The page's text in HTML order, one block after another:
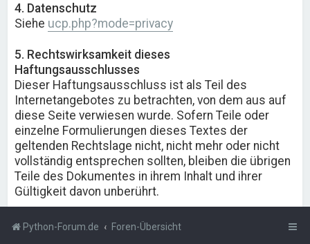
4. Datenschutz
Siehe ucp.php?mode=privacy
5. Rechtswirksamkeit dieses
Haftungsausschlusses
Dieser Haftungsausschluss ist als Teil des
Internetangebotes zu betrachten, von dem aus auf
diese Seite verwiesen wurde. Sofern Teile oder
einzelne Formulierungen dieses Textes der
geltenden Rechtslage nicht, nicht mehr oder nicht
vollständig entsprechen sollten, bleiben die übrigen
Teile des Dokumentes in ihrem Inhalt und ihrer
Gültigkeit davon unberührt.
Python-Forum.de Foren-Übersicht